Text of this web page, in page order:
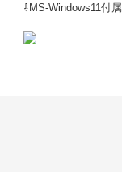
⇩MS-Windows11付